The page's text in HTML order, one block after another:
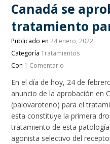
Canadá se
tratamiento
Publicado en24 enero, 2022
CategoríaTratamientos
Con 1 Comentario
En el día de hoy, 24 de
anuncio de la aprobación en
(palovaroteno) para el
esta constituye la primera
tratamiento de esta
agonista selectivo del